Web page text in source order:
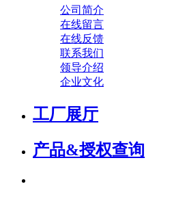
公司简介
在线留言
在线反馈
联系我们
领导介绍
企业文化
工厂展厅
产品&授权查询